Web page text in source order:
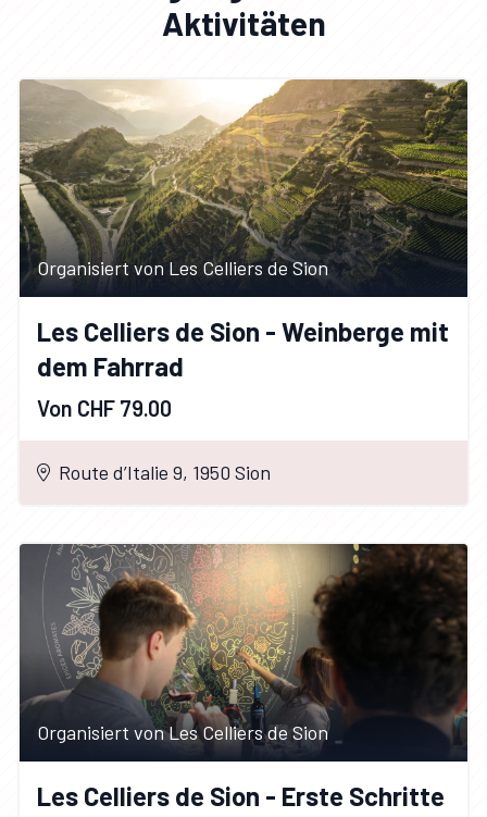
Aktivitäten
Organisiert von Les Celliers de Sion
Les Celliers de Sion - Weinberge mit
dem Fahrrad
Von CHF 79.00
Route d’Italie 9, 1950 Sion
Organisiert von Les Celliers de Sion
Les Celliers de Sion - Erste Schritte